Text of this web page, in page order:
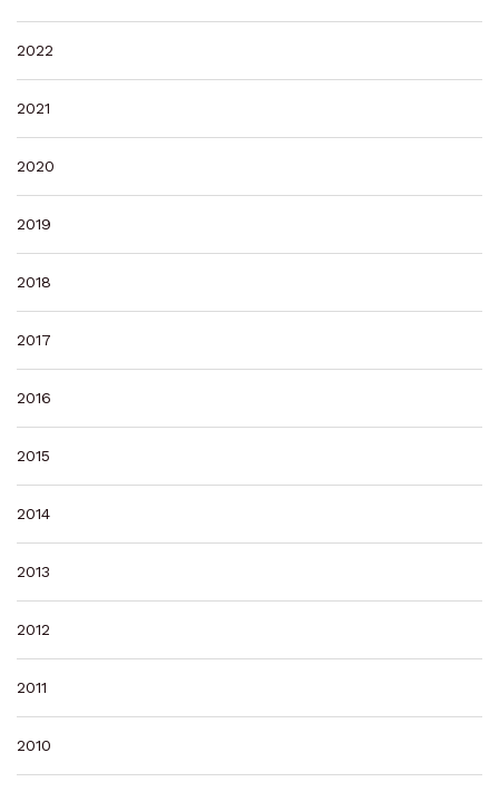
2022
2021
2020
2019
2018
2017
2016
2015
2014
2013
2012
2011
2010